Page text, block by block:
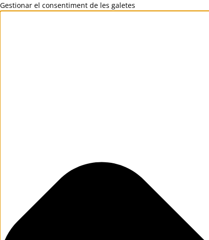
Gestionar el consentiment de les galetes